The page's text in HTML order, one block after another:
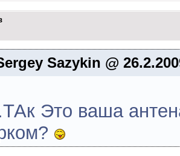
Sazykin @
Это ваша